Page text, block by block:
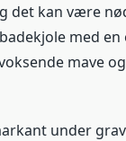
det kan være
med
mave
under